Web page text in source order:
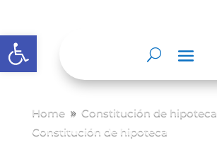
Abrir barra de herramientas
Home 9 Constitución de hipoteca
Constitución de hipoteca